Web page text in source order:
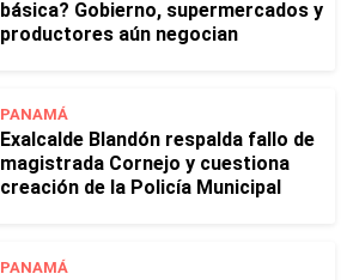
básica? Gobierno, supermercados y
productores aún negocian
PANAMÁ
Exalcalde Blandón respalda fallo de
magistrada Cornejo y cuestiona
creación de la Policía Municipal
PANAMÁ